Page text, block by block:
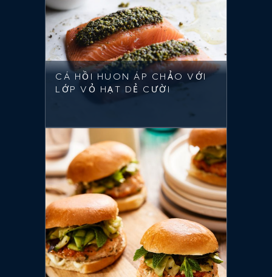
CÁ HỒI HUON ÁP CHẢO VỚI
LỚP VỎ HẠT DẺ CƯỜI